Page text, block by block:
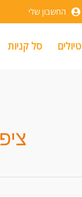
החשבון שלי
טיולים סל קניות